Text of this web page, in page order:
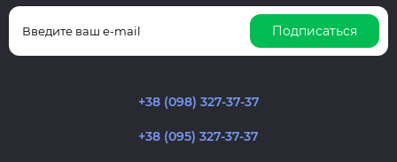
Подписаться
+38 (098) 327-37-37
+38 (095) 327-37-37